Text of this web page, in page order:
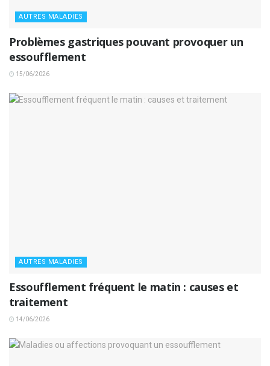
AUTRES MALADIES
Problèmes gastriques pouvant provoquer un
essoufflement
15/06/2026
AUTRES MALADIES
Essoufflement fréquent le matin : causes et
traitement
14/06/2026